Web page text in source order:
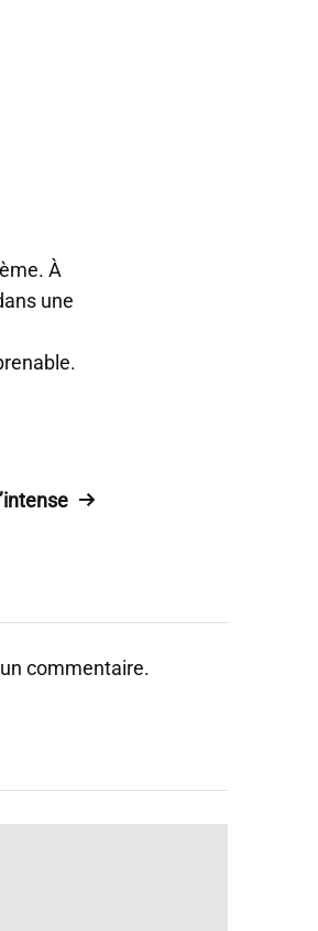
À
une
commentaire.